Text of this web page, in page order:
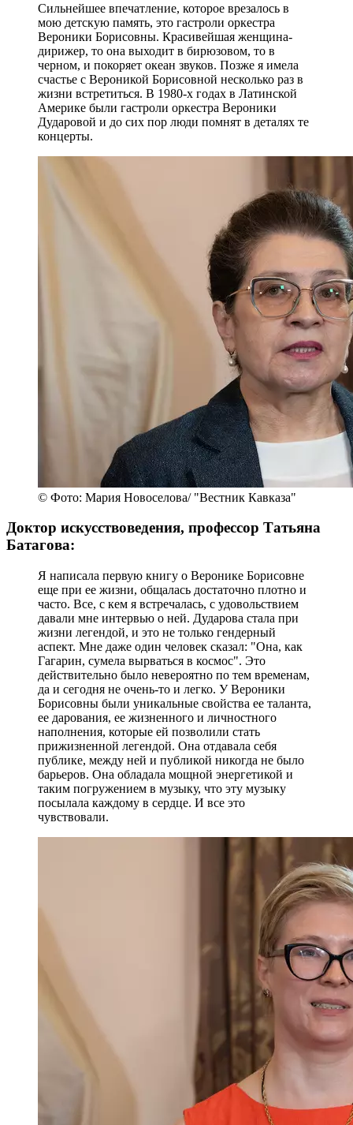
Сильнейшее впечатление, которое врезалось в
мою детскую память, это гастроли оркестра
Вероники Борисовны. Красивейшая женщина-
дирижер, то она выходит в бирюзовом, то в
черном, и покоряет океан звуков. Позже я имела
счастье с Вероникой Борисовной несколько раз в
жизни встретиться. В 1980-х годах в Латинской
Америке были гастроли оркестра Вероники
Дударовой и до сих пор люди помнят в деталях те
концерты.
© Фото: Мария Новоселова/ "Вестник Кавказа"
Доктор искусствоведения, профессор Татьяна
Батагова:
Я написала первую книгу о Веронике Борисовне
еще при ее жизни, общалась достаточно плотно и
часто. Все, с кем я встречалась, с удовольствием
давали мне интервью о ней. Дударова стала при
жизни легендой, и это не только гендерный
аспект. Мне даже один человек сказал: "Она, как
Гагарин, сумела вырваться в космос". Это
действительно было невероятно по тем временам,
да и сегодня не очень-то и легко. У Вероники
Борисовны были уникальные свойства ее таланта,
ее дарования, ее жизненного и личностного
наполнения, которые ей позволили стать
прижизненной легендой. Она отдавала себя
публике, между ней и публикой никогда не было
барьеров. Она обладала мощной энергетикой и
таким погружением в музыку, что эту музыку
посылала каждому в сердце. И все это
чувствовали.